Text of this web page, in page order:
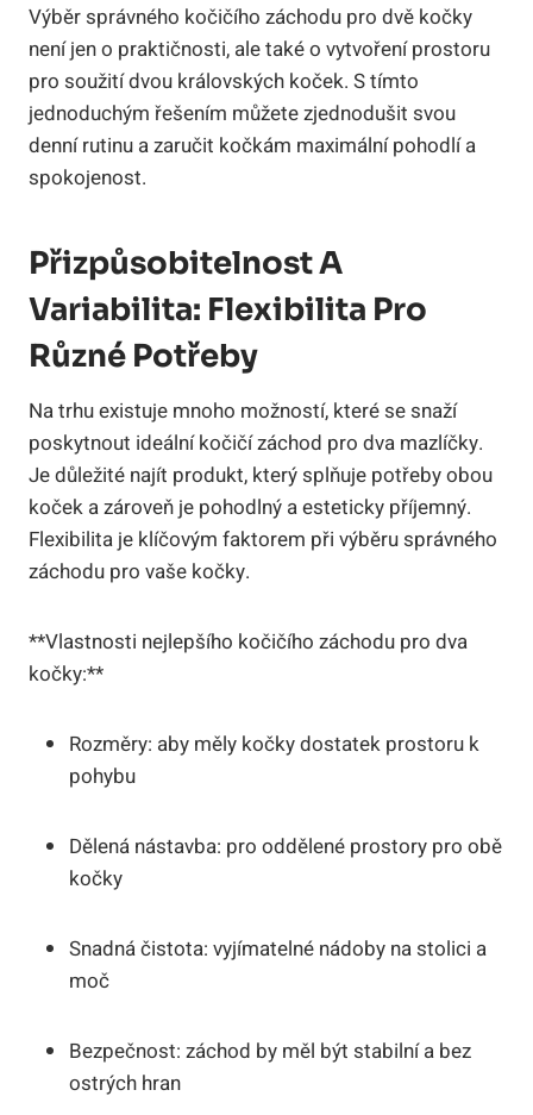
Výběr správného kočičího záchodu pro dvě kočky
není jen o praktičnosti, ale také o vytvoření prostoru
pro soužití dvou královských koček. S tímto
jednoduchým řešením můžete zjednodušit svou
denní rutinu a zaručit kočkám maximální pohodlí a
spokojenost.
Přizpůsobitelnost A
Variabilita: Flexibilita Pro
Různé Potřeby
Na trhu existuje mnoho možností, které se snaží
poskytnout ideální kočičí záchod pro dva mazlíčky.
Je důležité najít produkt, který splňuje potřeby obou
koček a zároveň je pohodlný a esteticky příjemný.
Flexibilita je klíčovým faktorem při výběru správného
záchodu pro vaše kočky.
**Vlastnosti nejlepšího kočičího záchodu pro dva
kočky:**
Rozměry: aby měly kočky dostatek prostoru k
pohybu
Dělená nástavba: pro oddělené prostory pro obě
kočky
Snadná čistota: vyjímatelné nádoby na stolici a
moč
Bezpečnost: záchod by měl být stabilní a bez
ostrých hran